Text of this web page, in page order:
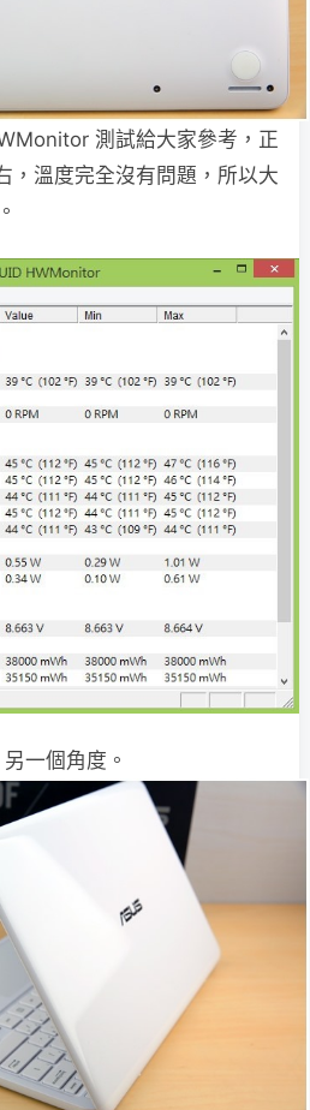
測試給大家參考，正
，溫度完全沒有問題，所以大
一個角度。